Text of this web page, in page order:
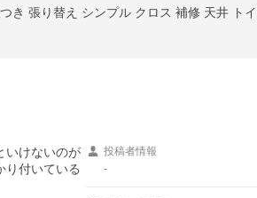
き 張り替え シンプル クロス 補修 天井 ト
いけないのが
り付いている
投稿者情報
-